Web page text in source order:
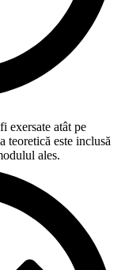
exersate atât pe
teoretică este inclusă
ales.